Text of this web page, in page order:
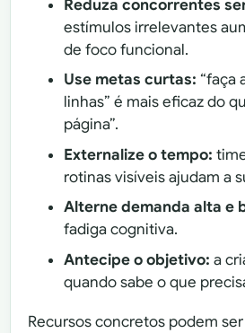
Reduza concorrentes
estímulos irrelevantes
de foco funcional.
Use metas curtas: “faça
linhas” é mais eficaz do
página”.
Externalize o tempo:
rotinas visíveis ajudam a
Alterne demanda alta e
fadiga cognitiva.
Antecipe o objetivo: a
quando sabe o que
Recursos concretos podem